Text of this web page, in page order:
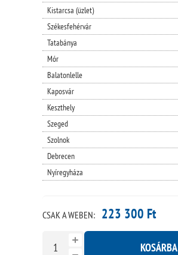
Kistarcsa (üzlet)
Székesfehérvár
Tatabánya
Mór
Balatonlelle
Kaposvár
Keszthely
Szeged
Szolnok
Debrecen
Nyíregyháza
CSAK A WEBEN: 223 300 Ft
KOSÁRBA